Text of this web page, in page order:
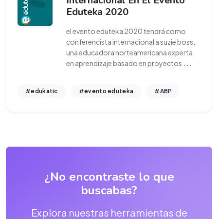
Eduteka 2020
el evento eduteka 2020 tendrá como
conferencista internacional a suzie boss,
una educadora norteamericana experta
en aprendizaje basado en proyectos ...
#edukatic #evento eduteka #ABP
¿No encontraste lo que
buscabas?
Explora nuestras herramientas de